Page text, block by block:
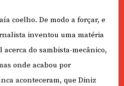
coelho. De modo a forçar, e
inventou uma matéria
do sambista-mecânico,
onde acabou por
aconteceram, que Diniz